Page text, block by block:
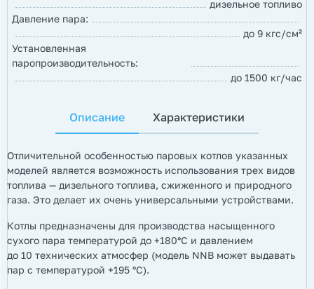
дизельное топливо
Давление пара:
до 9 кгс/см²
Установленная
паропроизводительность:
до 1500 кг/час
Описание Характеристики
Отличительной особенностью паровых котлов указанных
моделей является возможность использования трех видов
топлива — дизельного топлива, сжиженного и природного
газа. Это делает их очень универсальными устройствами.
Котлы предназначены для производства насыщенного
сухого пара температурой до +180°С и давлением
до 10 технических атмосфер (модель NNB может выдавать
пар с температурой +195 °С).